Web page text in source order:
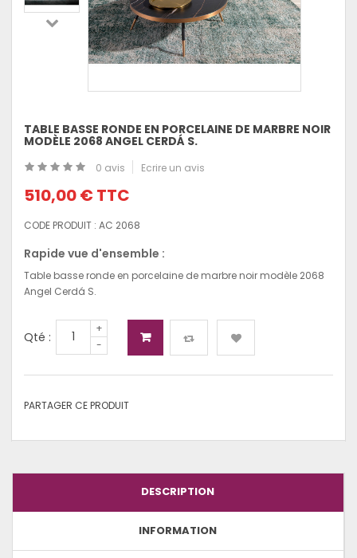
TABLE BASSE RONDE EN PORCELAINE DE MARBRE NOIR
MODÈLE 2068 ANGEL CERDÁ S.
0 avis Ecrire un avis
510,00 € TTC
CODE PRODUIT : AC 2068
Rapide vue d'ensemble :
Table basse ronde en porcelaine de marbre noir modèle 2068
Angel Cerdá S.
Qté :
+
-
PARTAGER CE PRODUIT
DESCRIPTION
INFORMATION